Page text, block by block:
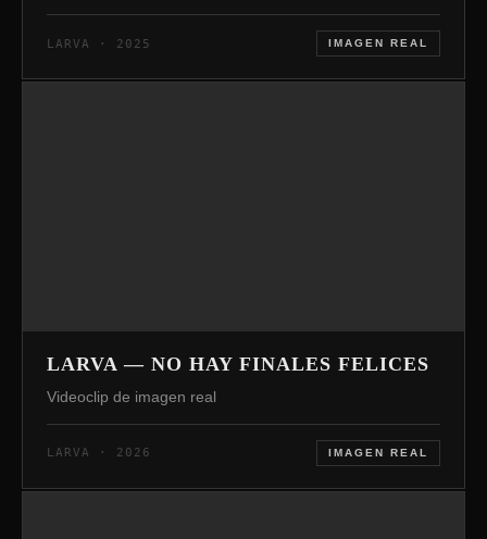
LARVA · 2025 IMAGEN REAL
LARVA — NO HAY FINALES FELICES
Videoclip de imagen real
LARVA · 2026 IMAGEN REAL